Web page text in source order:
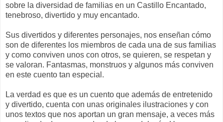
sobre la diversidad de familias en un Castillo Encantado,
tenebroso, divertido y muy encantado.
Sus divertidos y diferentes personajes, nos enseñan cómo
son de diferentes los miembros de cada una de sus familias
y como conviven unos con otros, se quieren, se respetan y
se valoran. Fantasmas, monstruos y algunos más conviven
en este cuento tan especial.
La verdad es que es un cuento que además de entretenido
y divertido, cuenta con unas originales ilustraciones y con
unos textos que nos aportan un gran mensaje, a veces más